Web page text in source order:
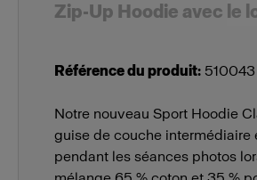
Zip-Up Hoodie avec le
Référence du produit: 510043
Notre nouveau Sport Hoodie
guise de couche intermédiaire
pendant les séances photos